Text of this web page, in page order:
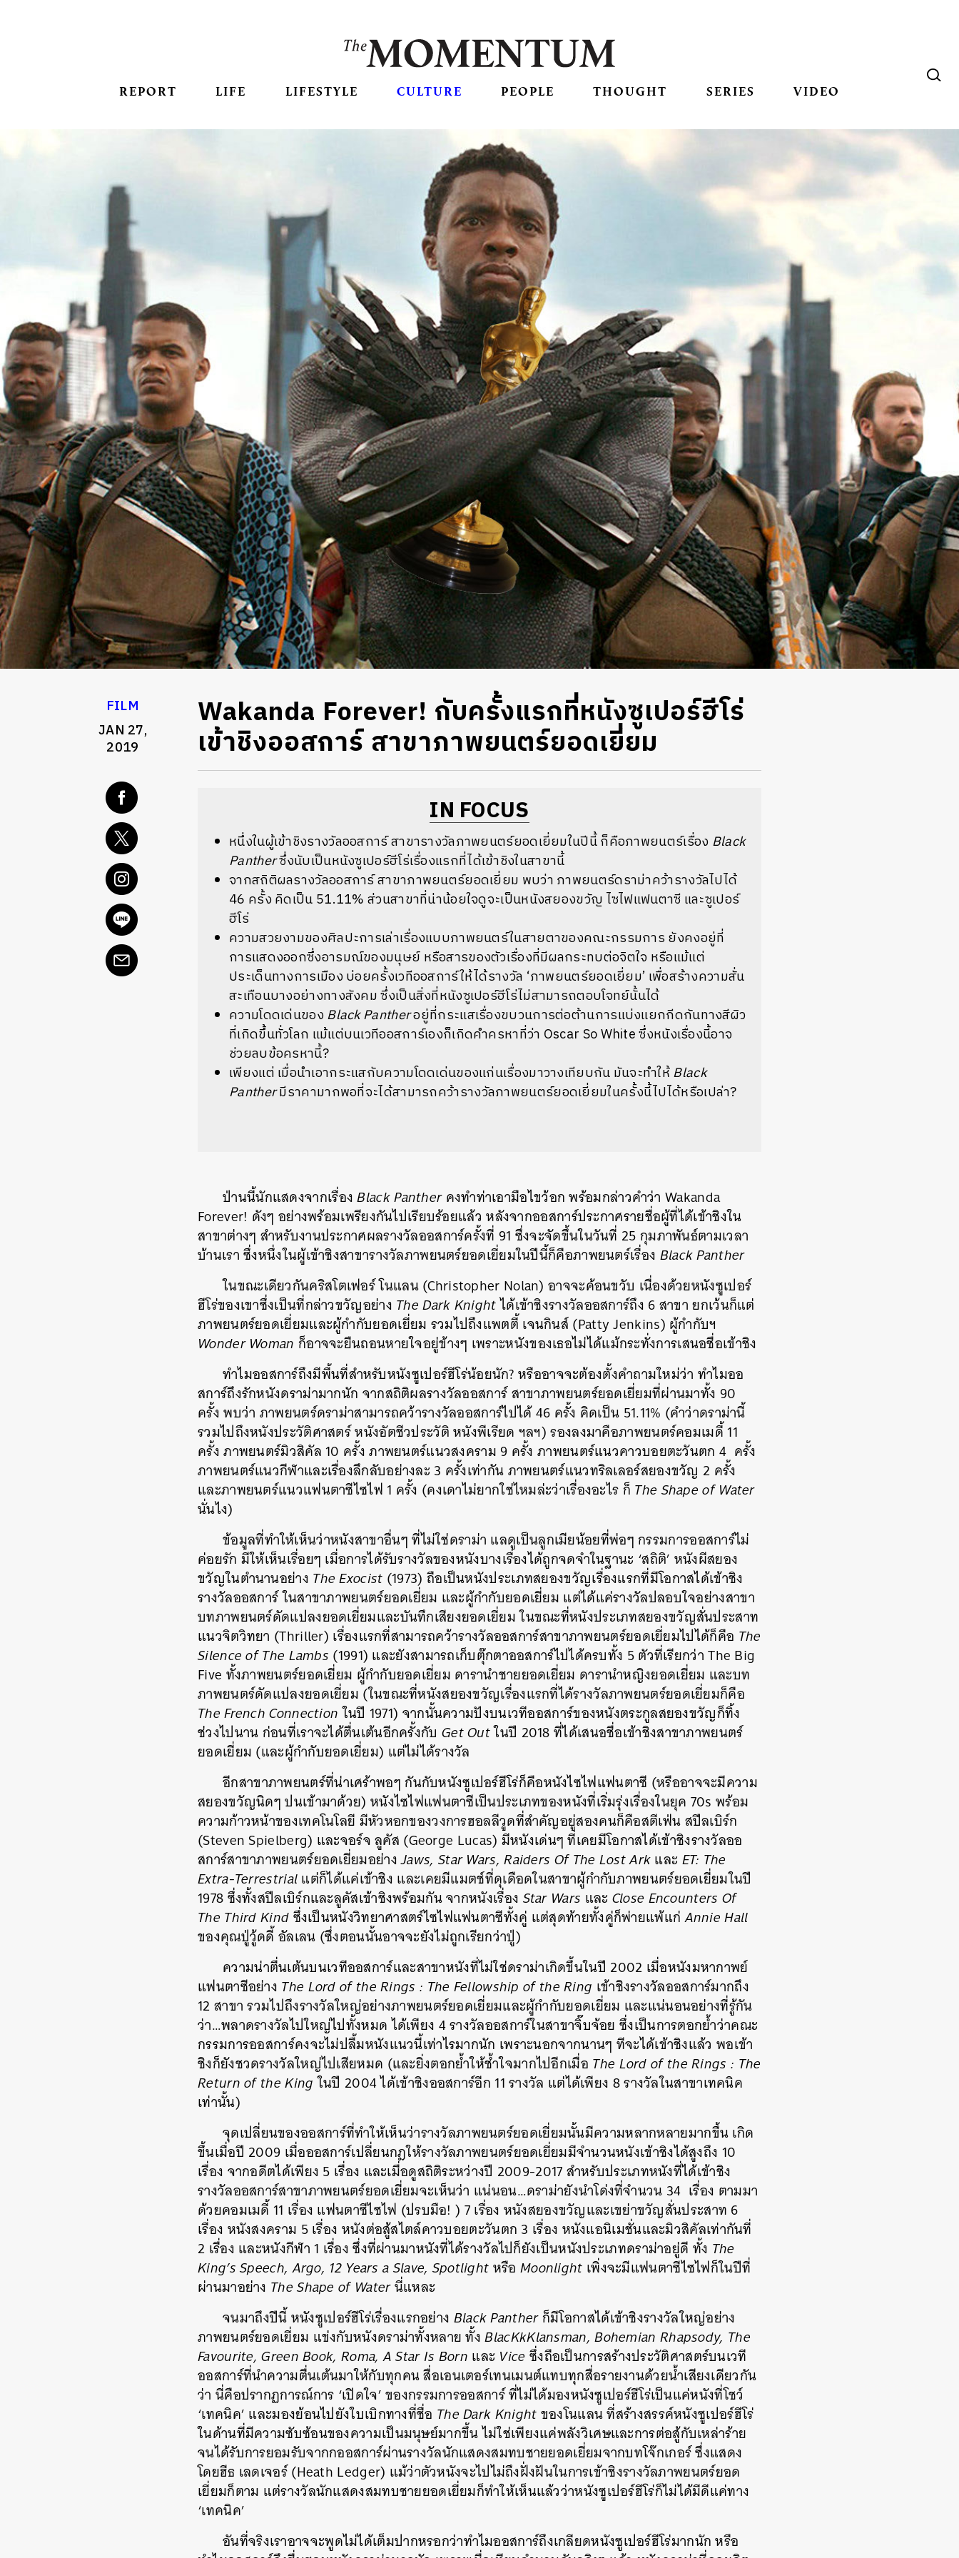
REPORT LIFE LIFESTYLE CULTURE PEOPLE THOUGHT SERIES VIDEO
FILM
JAN 27,
2019
Wakanda Forever! กับครั้งแรกที่หนังซูเปอร์ฮีโร่
เข้าชิงออสการ์ สาขาภาพยนตร์ยอดเยี่ยม
IN FOCUS
หนึ่งในผู้เข้าชิงรางวัลออสการ์ สาขารางวัลภาพยนตร์ยอดเยี่ยมในปีนี้ ก็คือภาพยนตร์เรื่อง Black
Pantherซึ่งนับเป็นหนังซูเปอร์ฮีโร่เรื่องแรกที่ได้เข้าชิงในสาขานี้
จากสถิติผลรางวัลออสการ์ สาขาภาพยนตร์ยอดเยี่ยม พบว่า ภาพยนตร์ดราม่าคว้ารางวัลไปได้
46 ครั้ง คิดเป็น 51.11% ส่วนสาขาที่น่าน้อยใจดูจะเป็นหนังสยองขวัญ ไซไฟแฟนตาซี และซูเปอร์
ฮีโร่
ความสวยงามของศิลปะการเล่าเรื่องแบบภาพยนตร์ในสายตาของคณะกรรมการ ยังคงอยู่ที่
การแสดงออกซึ่งอารมณ์ของมนุษย์ หรือสารของตัวเรื่องที่มีผลกระทบต่อจิตใจ หรือแม้แต่
ประเด็นทางการเมือง บ่อยครั้งเวทีออสการ์ให้ได้รางวัล ‘ภาพยนตร์ยอดเยี่ยม’ เพื่อสร้างความสั่น
สะเทือนบางอย่างทางสังคม ซึ่งเป็นสิ่งที่หนังซูเปอร์ฮีโร่ไม่สามารถตอบโจทย์นั้นได้
ความโดดเด่นของ Black Pantherอยู่ที่กระแสเรื่องขบวนการต่อต้านการแบ่งแยกกีดกันทางสีผิว
ที่เกิดขึ้นทั่วโลก แม้แต่บนเวทีออสการ์เองก็เกิดคำครหาที่ว่า Oscar So White ซึ่งหนังเรื่องนี้อาจ
ช่วยลบข้อครหานี้?
เพียงแต่ เมื่อนำเอากระแสกับความโดดเด่นของแก่นเรื่องมาวางเทียบกัน มันจะทำให้Black
Pantherมีราคามากพอที่จะได้สามารถคว้ารางวัลภาพยนตร์ยอดเยี่ยมในครั้งนี้ไปได้หรือเปล่า?
ป่านนี้นักแสดงจากเรื่องBlack Pantherคงทำท่าเอามือไขว้อก พร้อมกล่าวคำว่า Wakanda
Forever! ดังๆ อย่างพร้อมเพรียงกันไปเรียบร้อยแล้ว หลังจากออสการ์ประกาศรายชื่อผู้ที่ได้เข้าชิงใน
สาขาต่างๆ สำหรับงานประกาศผลรางวัลออสการ์ครั้งที่ 91 ซึ่งจะจัดขึ้นในวันที่ 25 กุมภาพันธ์ตามเวลา
บ้านเรา ซึ่งหนึ่งในผู้เข้าชิงสาขารางวัลภาพยนตร์ยอดเยี่ยมในปีนี้ก็คือภาพยนตร์เรื่อง Black Panther
ในขณะเดียวกันคริสโตเฟอร์ โนแลน (Christopher Nolan) อาจจะค้อนขวับ เนื่องด้วยหนังซูเปอร์
ฮีโร่ของเขาซึ่งเป็นที่กล่าวขวัญอย่าง The Dark Knightได้เข้าชิงรางวัลออสการ์ถึง 6 สาขา ยกเว้นก็แต่
ภาพยนตร์ยอดเยี่ยมและผู้กำกับยอดเยี่ยม รวมไปถึงแพตตี้ เจนกินส์ (Patty Jenkins) ผู้กำกับฯ
Wonder Woman ก็อาจจะยืนถอนหายใจอยู่ข้างๆ เพราะหนังของเธอไม่ได้แม้กระทั่งการเสนอชื่อเข้าชิง
ทำไมออสการ์ถึงมีพื้นที่สำหรับหนังซูเปอร์ฮีโร่น้อยนัก? หรืออาจจะต้องตั้งคำถามใหม่ว่า ทำไมออ
สการ์ถึงรักหนังดราม่ามากนัก จากสถิติผลรางวัลออสการ์ สาขาภาพยนตร์ยอดเยี่ยมที่ผ่านมาทั้ง 90
ครั้ง พบว่า ภาพยนตร์ดราม่าสามารถคว้ารางวัลออสการ์ไปได้ 46 ครั้ง คิดเป็น 51.11% (คำว่าดราม่านี้
รวมไปถึงหนังประวัติศาสตร์ หนังอัตชีวประวัติ หนังพีเรียด ฯลฯ) รองลงมาคือภาพยนตร์คอมเมดี้ 11
ครั้ง ภาพยนตร์มิวสิคัล 10 ครั้ง ภาพยนตร์แนวสงคราม 9 ครั้ง ภาพยนตร์แนวคาวบอยตะวันตก 4 ครั้ง
ภาพยนตร์แนวกีฬาและเรื่องลึกลับอย่างละ 3 ครั้งเท่ากัน ภาพยนตร์แนวทริลเลอร์สยองขวัญ 2 ครั้ง
และภาพยนตร์แนวแฟนตาซีไซไฟ 1 ครั้ง (คงเดาไม่ยากใช่ไหมล่ะว่าเรื่องอะไร ก็ The Shape of Water
นั่นไง)
ข้อมูลที่ทำให้เห็นว่าหนังสาขาอื่นๆ ที่ไม่ใช่ดราม่า แลดูเป็นลูกเมียน้อยที่พ่อๆ กรรมการออสการ์ไม่
ค่อยรัก มีให้เห็นเรื่อยๆ เมื่อการได้รับรางวัลของหนังบางเรื่องได้ถูกจดจำในฐานะ ‘สถิติ’ หนังผีสยอง
ขวัญในตำนานอย่าง The Exocist (1973) ถือเป็นหนังประเภทสยองขวัญเรื่องแรกที่มีโอกาสได้เข้าชิง
รางวัลออสการ์ ในสาขาภาพยนตร์ยอดเยี่ยม และผู้กำกับยอดเยี่ยม แต่ได้แค่รางวัลปลอบใจอย่างสาขา
บทภาพยนตร์ดัดแปลงยอดเยี่ยมและบันทึกเสียงยอดเยี่ยม ในขณะที่หนังประเภทสยองขวัญสั่นประสาท
แนวจิตวิทยา (Thriller) เรื่องแรกที่สามารถคว้ารางวัลออสการ์สาขาภาพยนตร์ยอดเยี่ยมไปได้ก็คือ The
Silence of The Lambs (1991) และยังสามารถเก็บตุ๊กตาออสการ์ไปได้ครบทั้ง 5 ตัวที่เรียกว่า The Big
Five ทั้งภาพยนตร์ยอดเยี่ยม ผู้กำกับยอดเยี่ยม ดารานำชายยอดเยี่ยม ดารานำหญิงยอดเยี่ยม และบท
ภาพยนตร์ดัดแปลงยอดเยี่ยม (ในขณะที่หนังสยองขวัญเรื่องแรกที่ได้รางวัลภาพยนตร์ยอดเยี่ยมก็คือ
The French Connectionในปี 1971) จากนั้นความปังบนเวทีออสการ์ของหนังตระกูลสยองขวัญก็ทิ้ง
ช่วงไปนาน ก่อนที่เราจะได้ตื่นเต้นอีกครั้งกับ Get Outในปี 2018 ที่ได้เสนอชื่อเข้าชิงสาขาภาพยนตร์
ยอดเยี่ยม (และผู้กำกับยอดเยี่ยม) แต่ไม่ได้รางวัล
อีกสาขาภาพยนตร์ที่น่าเศร้าพอๆ กันกับหนังซูเปอร์ฮีโร่ก็คือหนังไซไฟแฟนตาซี (หรืออาจจะมีความ
สยองขวัญนิดๆ ปนเข้ามาด้วย) หนังไซไฟแฟนตาซีเป็นประเภทของหนังที่เริ่มรุ่งเรื่องในยุค 70s พร้อม
ความก้าวหน้าของเทคโนโลยี มีหัวหอกของวงการฮอลลีวูดที่สำคัญอยู่สองคนก็คือสตีเฟ่น สปีลเบิร์ก
(Steven Spielberg) และจอร์จ ลูคัส (George Lucas) มีหนังเด่นๆ ที่เคยมีโอกาสได้เข้าชิงรางวัลออ
สการ์สาขาภาพยนตร์ยอดเยี่ยมอย่างJaws, Star Wars, Raiders Of The Lost Arkและ ET: The
Extra-Terrestrialแต่ก็ได้แค่เข้าชิง และเคยมีแมตช์ที่ดุเดือดในสาขาผู้กำกับภาพยนตร์ยอดเยี่ยมในปี
1978 ซึ่งทั้งสปีลเบิร์กและลูคัสเข้าชิงพร้อมกัน จากหนังเรื่อง Star Wars และ Close Encounters Of
The Third Kindซึ่งเป็นหนังวิทยาศาสตร์ไซไฟแฟนตาซีทั้งคู่ แต่สุดท้ายทั้งคู่ก็พ่ายแพ้แก่Annie Hall
ของคุณปู่วู้ดดี้ อัลเลน (ซึ่งตอนนั้นอาจจะยังไม่ถูกเรียกว่าปู่)
ความน่าตื่นเต้นบนเวทีออสการ์และสาขาหนังที่ไม่ใช่ดราม่าเกิดขึ้นในปี 2002 เมื่อหนังมหากาพย์
แฟนตาซีอย่าง The Lord of the Rings : The Fellowship of the Ring เข้าชิงรางวัลออสการ์มากถึง
12 สาขา รวมไปถึงรางวัลใหญ่อย่างภาพยนตร์ยอดเยี่ยมและผู้กำกับยอดเยี่ยม และแน่นอนอย่างที่รู้กัน
ว่า…พลาดรางวัลไปใหญ่ไปทั้งหมด ได้เพียง 4 รางวัลออสการ์ในสาขาจิ๊บจ้อย ซึ่งเป็นการตอกย้ำว่าคณะ
กรรมการออสการ์คงจะไม่ปลื้มหนังแนวนี้เท่าไรมากนัก เพราะนอกจากนานๆ ทีจะได้เข้าชิงแล้ว พอเข้า
ชิงก็ยังชวดรางวัลใหญ่ไปเสียหมด (และยิ่งตอกย้ำให้ช้ำใจมากไปอีกเมื่อ The Lord of the Rings : The
Return of the Kingในปี 2004 ได้เข้าชิงออสการ์อีก 11 รางวัล แต่ได้เพียง 8 รางวัลในสาขาเทคนิค
เท่านั้น)
จุดเปลี่ยนของออสการ์ที่ทำให้เห็นว่ารางวัลภาพยนตร์ยอดเยี่ยมนั้นมีความหลากหลายมากขึ้น เกิด
ขึ้นเมื่อปี 2009 เมื่อออสการ์เปลี่ยนกฎให้รางวัลภาพยนตร์ยอดเยี่ยมมีจำนวนหนังเข้าชิงได้สูงถึง 10
เรื่อง จากอดีตได้เพียง 5 เรื่อง และเมื่อดูสถิติระหว่างปี 2009-2017 สำหรับประเภทหนังที่ได้เข้าชิง
รางวัลออสการ์สาขาภาพยนตร์ยอดเยี่ยมจะเห็นว่า แน่นอน…ดราม่ายังนำโด่งที่จำนวน 34 เรื่อง ตามมา
ด้วยคอมเมดี้ 11 เรื่อง แฟนตาซีไซไฟ (ปรบมือ! ) 7 เรื่อง หนังสยองขวัญและเขย่าขวัญสั่นประสาท 6
เรื่อง หนังสงคราม 5 เรื่อง หนังต่อสู้สไตล์คาวบอยตะวันตก 3 เรื่อง หนังแอนิเมชั่นและมิวสิคัลเท่ากันที่
2 เรื่อง และหนังกีฬา 1 เรื่อง ซึ่งที่ผ่านมาหนังที่ได้รางวัลไปก็ยังเป็นหนังประเภทดราม่าอยู่ดี ทั้ง The
King’s Speech, Argo, 12 Years a Slave, Spotlightหรือ Moonlight เพิ่งจะมีแฟนตาซีไซไฟก็ในปีที่
ผ่านมาอย่าง The Shape of Waterนี่แหละ
จนมาถึงปีนี้ หนังซูเปอร์ฮีโร่เรื่องแรกอย่าง Black Pantherก็มีโอกาสได้เข้าชิงรางวัลใหญ่อย่าง
ภาพยนตร์ยอดเยี่ยม แข่งกับหนังดราม่าทั้งหลาย ทั้งBlacKkKlansman, Bohemian Rhapsody, The
Favourite, Green Book, Roma, A Star Is Born และ Vice ซึ่งถือเป็นการสร้างประวัติศาสตร์บนเวที
ออสการ์ที่นำความตื่นเต้นมาให้กับทุกคน สื่อเอนเตอร์เทนเมนต์แทบทุกสื่อรายงานด้วยน้ำเสียงเดียวกัน
ว่า นี่คือปรากฏการณ์การ ‘เปิดใจ’ ของกรรมการออสการ์ ที่ไม่ได้มองหนังซูเปอร์ฮีโร่เป็นแค่หนังที่โชว์
‘เทคนิค’ และมองย้อนไปยังใบเบิกทางที่ชื่อ The Dark Knightของโนแลน ที่สร้างสรรค์หนังซูเปอร์ฮีโร่
ในด้านที่มีความซับซ้อนของความเป็นมนุษย์มากขึ้น ไม่ใช่เพียงแค่พลังวิเศษและการต่อสู้กับเหล่าร้าย
จนได้รับการยอมรับจากกออสการ์ผ่านรางวัลนักแสดงสมทบชายยอดเยี่ยมจากบทโจ๊กเกอร์ ซึ่งแสดง
โดยฮีธ เลดเจอร์ (Heath Ledger) แม้ว่าตัวหนังจะไปไม่ถึงฝั่งฝันในการเข้าชิงรางวัลภาพยนตร์ยอด
เยี่ยมก็ตาม แต่รางวัลนักแสดงสมทบชายยอดเยี่ยมก็ทำให้เห็นแล้วว่าหนังซูเปอร์ฮีโร่ก็ไม่ได้มีดีแค่ทาง
‘เทคนิค’
อันที่จริงเราอาจจะพูดไม่ได้เต็มปากหรอกว่าทำไมออสการ์ถึงเกลียดหนังซูเปอร์ฮีโร่มากนัก หรือ
SHARE TWEET LINE EMAIL